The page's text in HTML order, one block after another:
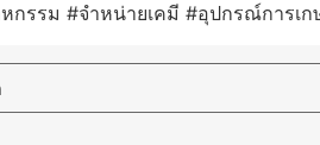
กรรม #จำหน่ายเคมี #อุปกรณ์การเก